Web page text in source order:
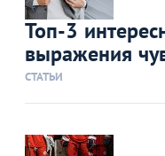
Топ-3
выражения
СТАТЬИ